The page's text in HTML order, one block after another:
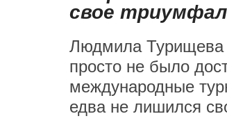
свое
Людмила Турищева
просто не было
международные
едва не лишился